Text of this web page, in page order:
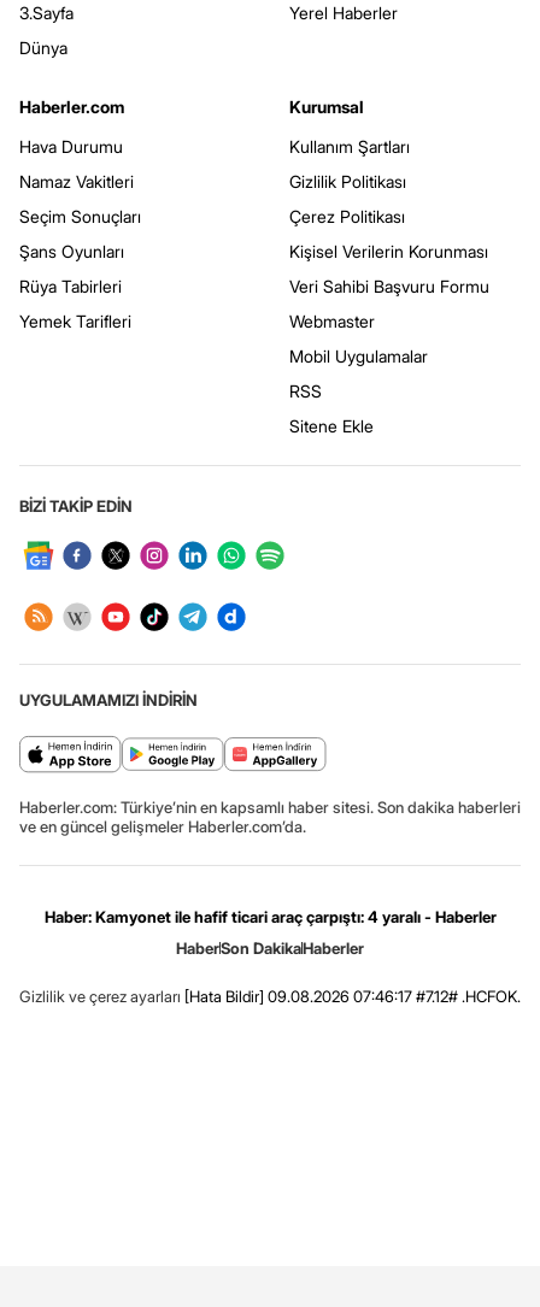
3.Sayfa
Dünya
Yerel Haberler
Haberler.com
Hava Durumu
Namaz Vakitleri
Seçim Sonuçları
Şans Oyunları
Rüya Tabirleri
Yemek Tarifleri
Kurumsal
Kullanım Şartları
Gizlilik Politikası
Çerez Politikası
Kişisel Verilerin Korunması
Veri Sahibi Başvuru Formu
Webmaster
Mobil Uygulamalar
RSS
Sitene Ekle
BİZİ TAKİP EDİN
UYGULAMAMIZI İNDİRİN
Haberler.com: Türkiye’nin en kapsamlı haber sitesi. Son dakika haberleri
ve en güncel gelişmeler Haberler.com’da.
Haber: Kamyonet ile hafif ticari araç çarpıştı: 4 yaralı - Haberler
HaberSon DakikaHaberler
Gizlilik ve çerez ayarları [Hata Bildir] 09.08.2026 07:46:17 #7.12# .HCFOK.